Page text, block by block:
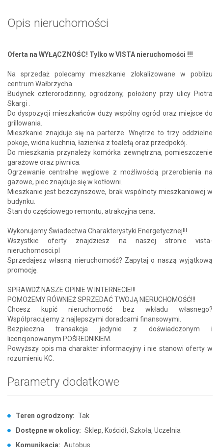
Opis nieruchomości
Oferta na WYŁĄCZNOŚC! Tylko w VISTA nieruchomości !!!
Na sprzedaż polecamy mieszkanie zlokalizowane w pobliżu
centrum Wałbrzycha.
Budynek czterorodzinny, ogrodzony, położony przy ulicy Piotra
Skargi .
Do dyspozycji mieszkańców duży wspólny ogród oraz miejsce do
grillowania.
Mieszkanie znajduje się na parterze. Wnętrze to trzy oddzielne
pokoje, widna kuchnia, łazienka z toaletą oraz przedpokój.
Do mieszkania przynależy komórka zewnętrzna, pomieszczenie
garażowe oraz piwnica.
Ogrzewanie centralne węglowe z możliwością przerobienia na
gazowe, piec znajduje się w kotłowni.
Mieszkanie jest bezczynszowe, brak wspólnoty mieszkaniowej w
budynku.
Stan do częściowego remontu, atrakcyjna cena.
Wykonujemy Świadectwa Charakterystyki Energetycznej!!!
Wszystkie oferty znajdziesz na naszej stronie vista-
nieruchomosci.pl
Sprzedajesz własną nieruchomość? Zapytaj o naszą wyjątkową
promocję.
SPRAWDŹ NASZE OPINIE W INTERNECIE!!!
POMOŻEMY RÓWNIEŻ SPRZEDAĆ TWOJĄ NIERUCHOMOŚĆ!!!
Chcesz kupić nieruchomość bez wkładu własnego?
Współpracujemy z najlepszymi doradcami finansowymi.
Bezpieczna transakcja jedynie z doświadczonym i
licencjonowanym POŚREDNIKIEM.
Powyższy opis ma charakter informacyjny i nie stanowi oferty w
rozumieniu KC.
Parametry dodatkowe
Teren ogrodzony: Tak
Dostępne w okolicy: Sklep, Kościół, Szkoła, Uczelnia
Komunikacja: Autobus